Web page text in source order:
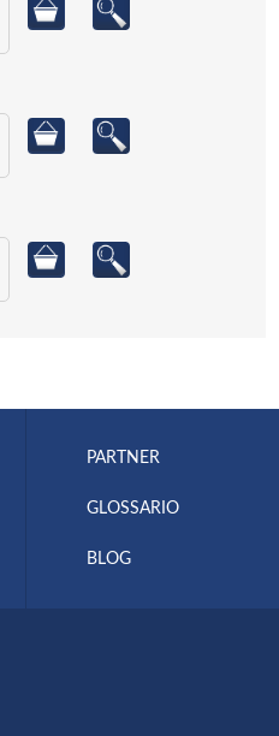
PARTNER
GLOSSARIO
BLOG